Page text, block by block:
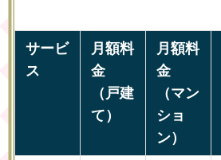
サービ
ス
月額料
金
（戸建
て）
月額料
金
（マン
ショ
ン）